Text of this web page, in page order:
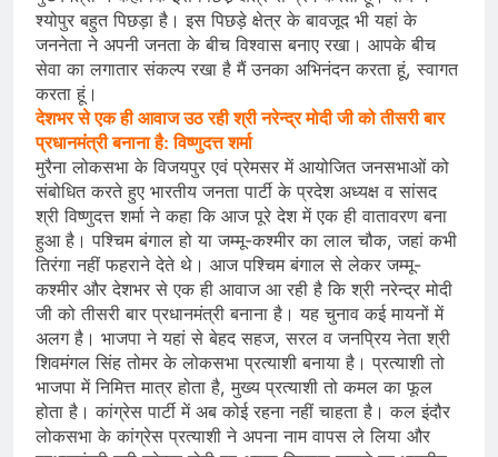
श्योपुर बहुत पिछड़ा है। इस पिछड़े क्षेत्र के बावजूद भी यहां के
जननेता ने अपनी जनता के बीच विश्वास बनाए रखा। आपके बीच
सेवा का लगातार संकल्प रखा है मैं उनका अभिनंदन करता हूं, स्वागत
करता हूं।
देशभर से एक ही आवाज उठ रही श्री नरेन्द्र मोदी जी को तीसरी बार
प्रधानमंत्री बनाना है: विष्णुदत्त शर्मा
मुरैना लोकसभा के विजयपुर एवं प्रेमसर में आयोजित जनसभाओं को
संबोधित करते हुए भारतीय जनता पार्टी के प्रदेश अध्यक्ष व सांसद
श्री विष्णुदत्त शर्मा ने कहा कि आज पूरे देश में एक ही वातावरण बना
हुआ है। पश्चिम बंगाल हो या जम्मू-कश्मीर का लाल चौक, जहां कभी
तिरंगा नहीं फहराने देते थे। आज पश्चिम बंगाल से लेकर जम्मू-
कश्मीर और देशभर से एक ही आवाज आ रही है कि श्री नरेन्द्र मोदी
जी को तीसरी बार प्रधानमंत्री बनाना है। यह चुनाव कई मायनों में
अलग है। भाजपा ने यहां से बेहद सहज, सरल व जनप्रिय नेता श्री
शिवमंगल सिंह तोमर के लोकसभा प्रत्याशी बनाया है। प्रत्याशी तो
भाजपा में निमित्त मात्र होता है, मुख्य प्रत्याशी तो कमल का फूल
होता है। कांग्रेस पार्टी में अब कोई रहना नहीं चाहता है। कल इंदौर
लोकसभा के कांग्रेस प्रत्याशी ने अपना नाम वापस ले लिया और